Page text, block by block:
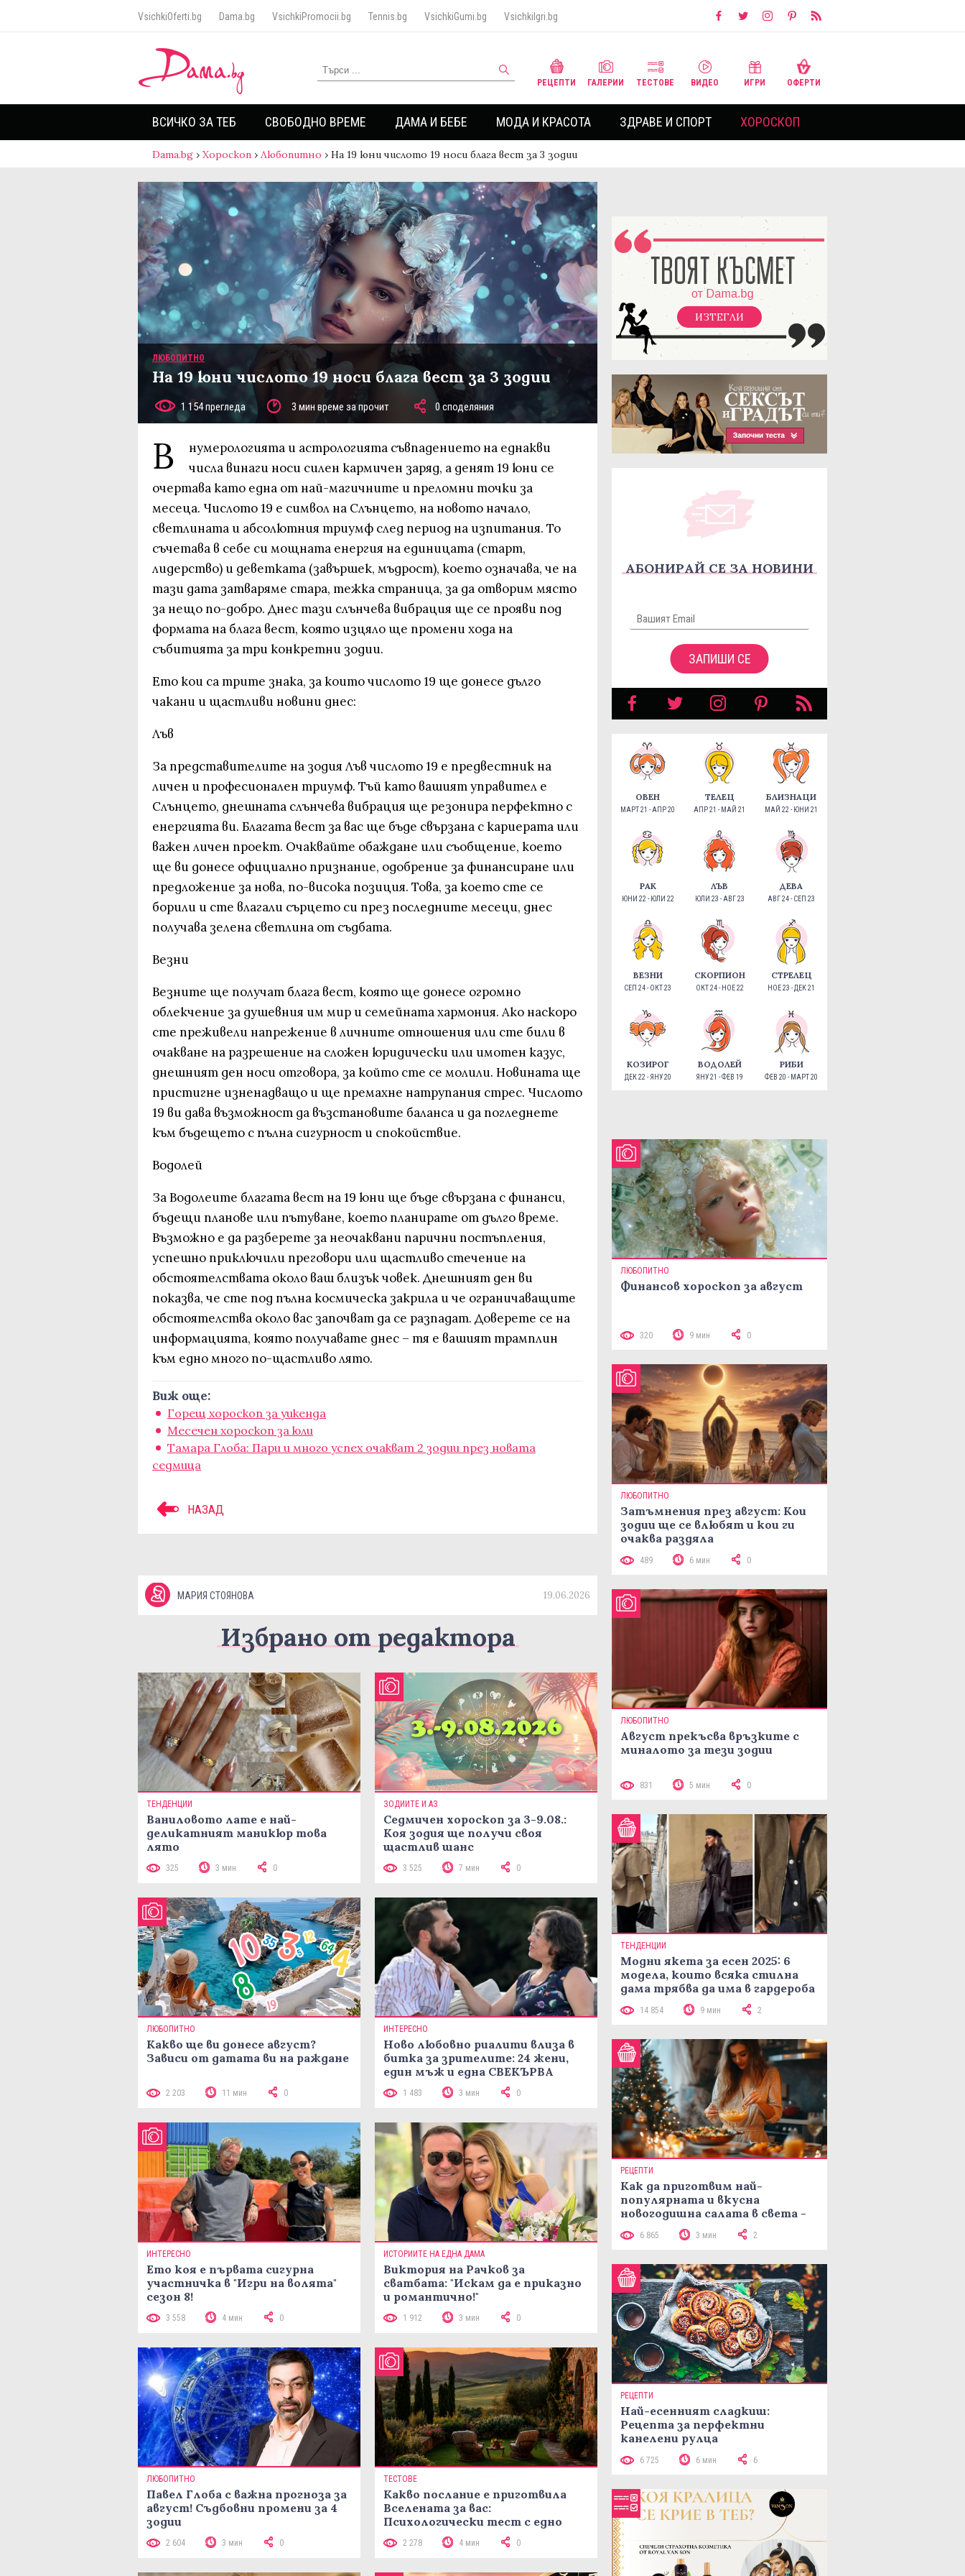
VsichkiOferti.bg Dama.bg VsichkiPromocii.bg Tennis.bg VsichkiGumi.bg VsichkiIgri.bg
РЕЦЕПТИ ГАЛЕРИИ ТЕСТОВЕ ВИДЕО ИГРИ ОФЕРТИ
ВСИЧКО ЗА ТЕБ СВОБОДНО ВРЕМЕ ДАМА И БЕБЕ МОДА И КРАСОТА ЗДРАВЕ И СПОРТ ХОРОСКОП
Dama.bg › Хороскоп › Любопитно › На 19 юни числото 19 носи блага вест за 3 зодии
ЛЮБОПИТНО
На 19 юни числото 19 носи блага вест за 3 зодии
1 154 прегледа 3 мин време за прочит 0 споделяния
В
нумерологията и астрологията съвпадението на еднакви
числа винаги носи силен кармичен заряд, а денят 19 юни се
очертава като една от най-магичните и преломни точки за
месеца. Числото 19 е символ на Слънцето, на новото начало,
светлината и абсолютния триумф след период на изпитания. То
съчетава в себе си мощната енергия на единицата (старт,
лидерство) и деветката (завършек, мъдрост), което означава, че на
тази дата затваряме стара, тежка страница, за да отворим място
за нещо по-добро. Днес тази слънчева вибрация ще се прояви под
формата на блага вест, която изцяло ще промени хода на
събитията за три конкретни зодии.
Ето кои са трите знака, за които числото 19 ще донесе дълго
чакани и щастливи новини днес:
Лъв
За представителите на зодия Лъв числото 19 е предвестник на
личен и професионален триумф. Тъй като вашият управител е
Слънцето, днешната слънчева вибрация ще резонира перфектно с
енергията ви. Благата вест за вас ще бъде свързана с кариерата или
важен личен проект. Очаквайте обаждане или съобщение, което
ще ви донесе официално признание, одобрение за финансиране или
предложение за нова, по-висока позиция. Това, за което сте се
борили и сте влагали сърцето си през последните месеци, днес
получава зелена светлина от съдбата.
Везни
Везните ще получат блага вест, която ще донесе огромно
облекчение за душевния им мир и семейната хармония. Ако наскоро
сте преживели напрежение в личните отношения или сте били в
очакване на разрешение на сложен юридически или имотен казус,
днешният ден носи отговора, за който сте се молили. Новината ще
пристигне изненадващо и ще премахне натрупания стрес. Числото
19 ви дава възможност да възстановите баланса и да погледнете
към бъдещето с пълна сигурност и спокойствие.
Водолей
За Водолеите благата вест на 19 юни ще бъде свързана с финанси,
бъдещи планове или пътуване, което планирате от дълго време.
Възможно е да разберете за неочаквани парични постъпления,
успешно приключили преговори или щастливо стечение на
обстоятелствата около ваш близък човек. Днешният ден ви
показва, че сте под пълна космическа закрила и че ограничаващите
обстоятелства около вас започват да се разпадат. Доверете се на
информацията, която получавате днес – тя е вашият трамплин
към едно много по-щастливо лято.
Виж още:
Горещ хороскоп за уикенда
Месечен хороскоп за юли
Тамара Глоба: Пари и много успех очакват 2 зодии през новата
седмица
НАЗАД
МАРИЯ СТОЯНОВА 19.06.2026
Избрано от редактора
ТЕНДЕНЦИИ
Ваниловото лате е най-
деликатният маникюр това
лято
325 3 мин 0
ЗОДИИТЕ И АЗ
Седмичен хороскоп за 3-9.08.:
Коя зодия ще получи своя
щастлив шанс
3 525 7 мин 0
ЛЮБОПИТНО
Какво ще ви донесе август?
Зависи от датата ви на ражданe
2 203 11 мин 0
ИНТЕРЕСНО
Ново любовно риалити влиза в
битка за зрителите: 24 жени,
един мъж и една СВЕКЪРВА
1 483 3 мин 0
ИНТЕРЕСНО
Ето коя е първата сигурна
участничка в "Игри на волята"
сезон 8!
3 558 4 мин 0
ИСТОРИИТЕ НА ЕДНА ДАМА
Виктория на Рачков за
сватбата: "Искам да е приказно
и романтично!"
1 912 3 мин 0
ЛЮБОПИТНО
Павел Глоба с важна прогноза за
август! Съдбовни промени за 4
зодии
2 604 3 мин 0
ТЕСТОВЕ
Какво послание е приготвила
Вселената за вас:
Психологически тест с едно
2 278 4 мин 0
ИЗТЕГЛИ
АБОНИРАЙ СЕ ЗА НОВИНИ
ЗАПИШИ СЕ
ОВЕН
МАРТ 21 - АПР 20
ТЕЛЕЦ
АПР 21 - МАЙ 21
БЛИЗНАЦИ
МАЙ 22 - ЮНИ 21
РАК
ЮНИ 22 - ЮЛИ 22
ЛЪВ
ЮЛИ 23 - АВГ 23
ДЕВА
АВГ 24 - СЕП 23
ВЕЗНИ
СЕП 24 - ОКТ 23
СКОРПИОН
ОКТ 24 - НОЕ 22
СТРЕЛЕЦ
НОЕ 23 - ДЕК 21
КОЗИРОГ
ДЕК 22 - ЯНУ 20
ВОДОЛЕЙ
ЯНУ 21 - ФЕВ 19
РИБИ
ФЕВ 20 - МАРТ 20
ЛЮБОПИТНО
Финансов хороскоп за август
320 9 мин 0
ЛЮБОПИТНО
Затъмнения през август: Кои
зодии ще се влюбят и кои ги
очаква раздяла
489 6 мин 0
ЛЮБОПИТНО
Август прекъсва връзките с
миналото за тези зодии
831 5 мин 0
ТЕНДЕНЦИИ
Модни якета за есен 2025: 6
модела, които всяка стилна
дама трябва да има в гардероба
14 854 9 мин 2
РЕЦЕПТИ
Как да приготвим най-
популярната и вкусна
новогодишна салата в света -
рецепта Мимоза
6 865 3 мин 2
РЕЦЕПТИ
Най-есенният сладкиш:
Рецепта за перфектни
канелени рулца
6 725 6 мин 6